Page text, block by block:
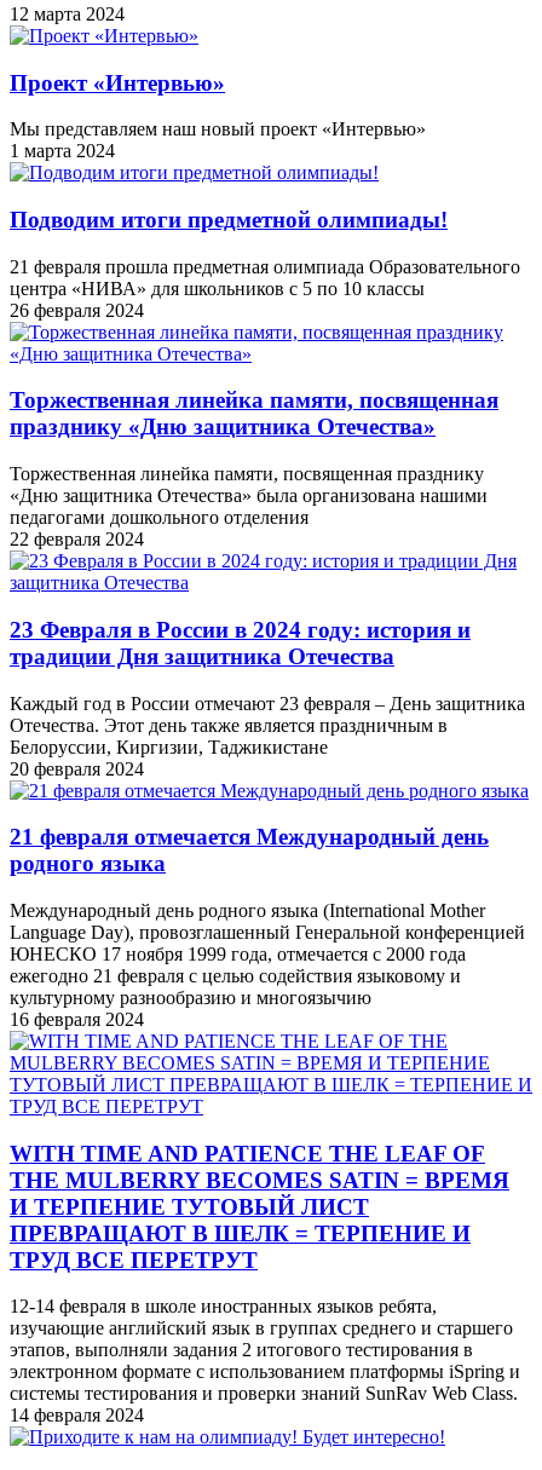
12 марта 2024
Проект «Интервью»
Мы представляем наш новый проект «Интервью»
1 марта 2024
Подводим итоги предметной олимпиады!
21 февраля прошла предметная олимпиада Образовательного
центра «НИВА» для школьников с 5 по 10 классы
26 февраля 2024
Торжественная линейка памяти, посвященная
празднику «Дню защитника Отечества»
Торжественная линейка памяти, посвященная празднику
«Дню защитника Отечества» была организована нашими
педагогами дошкольного отделения
22 февраля 2024
23 Февраля в России в 2024 году: история и
традиции Дня защитника Отечества
Каждый год в России отмечают 23 февраля – День защитника
Отечества. Этот день также является праздничным в
Белоруссии, Киргизии, Таджикистане
20 февраля 2024
21 февраля отмечается Международный день
родного языка
Международный день родного языка (International Mother
Language Day), провозглашенный Генеральной конференцией
ЮНЕСКО 17 ноября 1999 года, отмечается с 2000 года
ежегодно 21 февраля с целью содействия языковому и
культурному разнообразию и многоязычию
16 февраля 2024
WITH TIME AND PATIENCE THE LEAF OF
THE MULBERRY BECOMES SATIN = ВРЕМЯ
И ТЕРПЕНИЕ ТУТОВЫЙ ЛИСТ
ПРЕВРАЩАЮТ В ШЕЛК = ТЕРПЕНИЕ И
ТРУД ВСЕ ПЕРЕТРУТ
12-14 февраля в школе иностранных языков ребята,
изучающие английский язык в группах среднего и старшего
этапов, выполняли задания 2 итогового тестирования в
электронном формате с использованием платформы iSpring и
системы тестирования и проверки знаний SunRav Web Class.
14 февраля 2024